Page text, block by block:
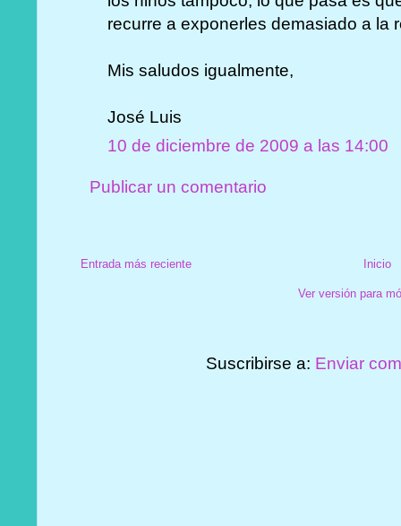
recurre a exponerles demasiado a la
Mis saludos igualmente,
José Luis
10 de diciembre de 2009 a las 14:00
Publicar un comentario
Entrada más reciente Inicio
Ver versión para
Suscribirse a: Enviar